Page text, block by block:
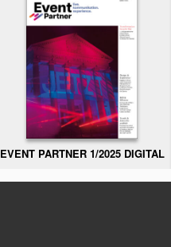
EVENT PARTNER 1/2025 DIGITAL